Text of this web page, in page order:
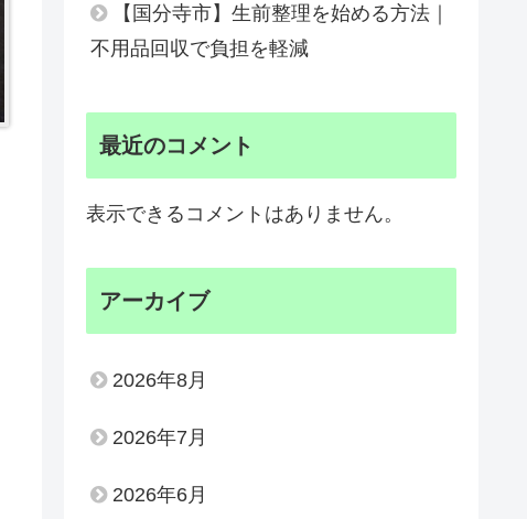
【国分寺市】生前整理を始める方法｜
不用品回収で負担を軽減
最近のコメント
表示できるコメントはありません。
アーカイブ
2026年8月
2026年7月
2026年6月